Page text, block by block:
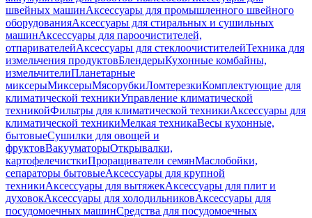
швейных машинАксессуары для промышленного швейного
оборудованияАксессуары для стиральных и сушильных
машинАксессуары для пароочистителей,
отпаривателейАксессуары для стеклоочистителейТехника для
измельчения продуктовБлендерыКухонные комбайны,
измельчителиПланетарные
миксерыМиксерыМясорубкиЛомтерезкиКомплектующие для
климатической техникиУправление климатической
техникойФильтры для климатической техникиАксессуары для
климатической техникиМелкая техникаВесы кухонные,
бытовыеСушилки для овощей и
фруктовВакууматорыОткрывалки,
картофелечисткиПроращиватели семянМаслобойки,
сепараторы бытовыеАксессуары для крупной
техникиАксессуары для вытяжекАксессуары для плит и
духовокАксессуары для холодильниковАксессуары для
посудомоечных машинСредства для посудомоечных